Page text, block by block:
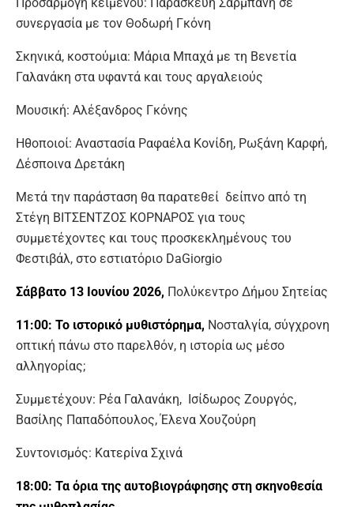
συνεργασία με τον Θοδωρή Γκόνη
Σκηνικά, κοστούμια: Μάρια Μπαχά με τη Βενετία
Γαλανάκη στα υφαντά και τους αργαλειούς
Μουσική: Αλέξανδρος Γκόνης
Ηθοποιοί: Αναστασία Ραφαέλα Κονίδη, Ρωξάνη Καρφή,
Δέσποινα Δρετάκη
Μετά την παράσταση θα παρατεθεί δείπνο από τη
Στέγη ΒΙΤΣΕΝΤΖΟΣ ΚΟΡΝΑΡΟΣ για τους
συμμετέχοντες και τους προσκεκλημένους του
Φεστιβάλ, στο εστιατόριο DaGiorgio
Σάββατο 13 Ιουνίου 2026, Πολύκεντρο Δήμου Σητείας
11:00: Το ιστορικό μυθιστόρημα, Νοσταλγία, σύγχρονη
οπτική πάνω στο παρελθόν, η ιστορία ως μέσο
αλληγορίας;
Συμμετέχουν: Ρέα Γαλανάκη, Ισίδωρος Ζουργός,
Βασίλης Παπαδόπουλος, Έλενα Χουζούρη
Συντονισμός: Κατερίνα Σχινά
18:00: Τα όρια της αυτοβιογράφησης στη σκηνοθεσία